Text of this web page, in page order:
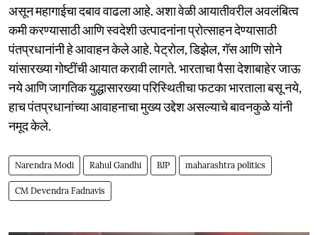
असून महागाईचा दबाव वाढला आहे. अशा वेळी आयातीवरील अवलंबित्व
कमी करण्यासाठी आणि स्वदेशी उत्पादनांना प्रोत्साहन देण्यासाठी
पंतप्रधानांनी हे आवाहन केले आहे. पेट्रोल, डिझेल, गॅस आणि सोने
यांसारख्या गोष्टींची आयात करावी लागते. भारताचा पैसा देशाबाहेर जाऊ
नये आणि जागतिक युद्धासारख्या परिस्थितीचा फटका भारताला बसू नये,
हाच पंतप्रधानांच्या आवाहनाचा मुख्य उद्देश असल्याचे बावनकुळे यांनी
नमूद केले.
Narendra Modi Rahul Gandhi BJP maharashtra politics
CM Devendra Fadnavis